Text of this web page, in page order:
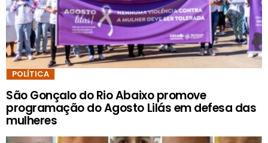
POLÍTICA
São Gonçalo do Rio Abaixo promove
programação do Agosto Lilás em defesa das
mulheres